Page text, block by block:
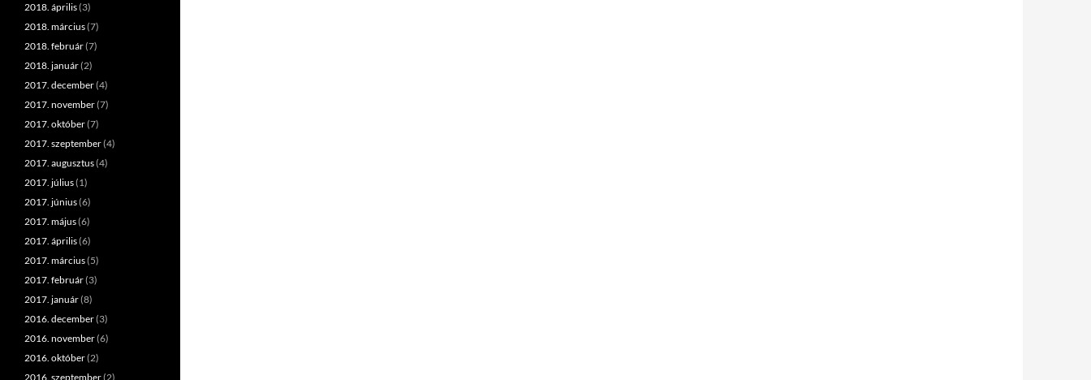
2018. április(3)
2018. március(7)
2018. február(7)
2018. január(2)
2017. december(4)
2017. november(7)
2017. október(7)
2017. szeptember(4)
2017. augusztus(4)
2017. július(1)
2017. június(6)
2017. május(6)
2017. április(6)
2017. március(5)
2017. február(3)
2017. január(8)
2016. december(3)
2016. november(6)
2016. október(2)
2016. szeptember(2)